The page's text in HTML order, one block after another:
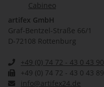
Cabineo
artifex GmbH
Graf-Bentzel-Straße 66/1
D-72108 Rottenburg
+49 (0) 74 72 - 43 0 43 90
+49 (0) 74 72 - 43 0 43 89
info@artifex24.de